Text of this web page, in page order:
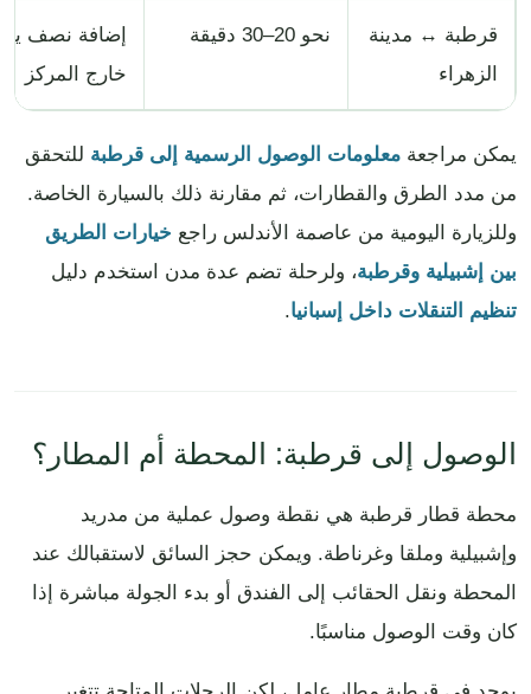
قرطبة ↔ مدينة
الزهراء
نحو 20–30 دقيقة
إضافة نصف
خارج المركز
يمكن مراجعة معلومات الوصول الرسمية إلى قرطبة للتحقق
من مدد الطرق والقطارات، ثم مقارنة ذلك بالسيارة الخاصة.
وللزيارة اليومية من عاصمة الأندلس راجع خيارات الطريق
بين إشبيلية وقرطبة، ولرحلة تضم عدة مدن استخدم دليل
تنظيم التنقلات داخل إسبانيا.
الوصول إلى قرطبة: المحطة أم المطار؟
محطة قطار قرطبة هي نقطة وصول عملية من مدريد
وإشبيلية وملقا وغرناطة. ويمكن حجز السائق لاستقبالك عند
المحطة ونقل الحقائب إلى الفندق أو بدء الجولة مباشرة إذا
كان وقت الوصول مناسبًا.